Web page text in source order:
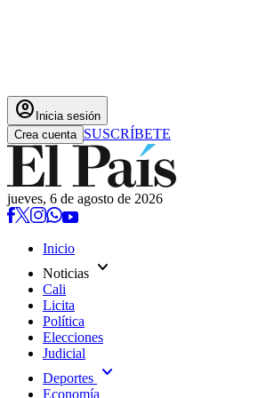
account_circle Inicia sesión
Crea cuenta SUSCRÍBETE
jueves, 6 de agosto de 2026
Inicio
Noticias expand_more
Cali
Licita
Política
Elecciones
Judicial
Deportes expand_more
Economía